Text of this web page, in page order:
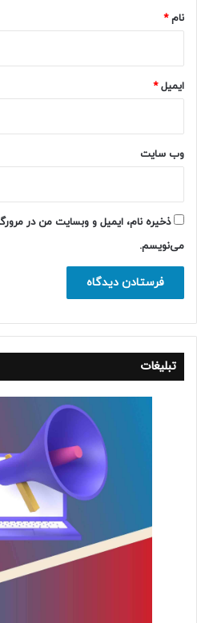
نام*
ایمیل*
وب‌ سایت
ذخیره نام، ایمیل و وبسایت من در
می‌نویسم.
تبلیغات